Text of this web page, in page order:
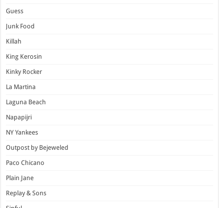
Guess
Junk Food
Killah
King Kerosin
Kinky Rocker
La Martina
Laguna Beach
Napapijri
NY Yankees
Outpost by Bejeweled
Paco Chicano
Plain Jane
Replay & Sons